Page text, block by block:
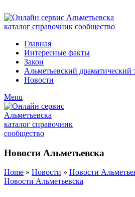
Главная
Интересные факты
Закон
Альметьевский драматический
Новости
Menu
Новости Альметьевска
Home » Новости » Новости
Новости Альметьевска